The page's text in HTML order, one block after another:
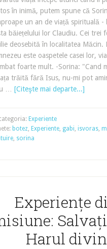
în inimă, putem spune că
un an de viață spirituală -
băiețelului lor Claudiu. Cei trei
deosebită în localitatea Măcin.
este oaspetele casei lor,
foarte mult. -Sorina: "Cand
trăită fără Isus, nu-mi pot
… [Citeşte mai departe...]
Experiente
botez, Experiente, gabi, isvoras,
, sorina
Experiențe
Harul divin